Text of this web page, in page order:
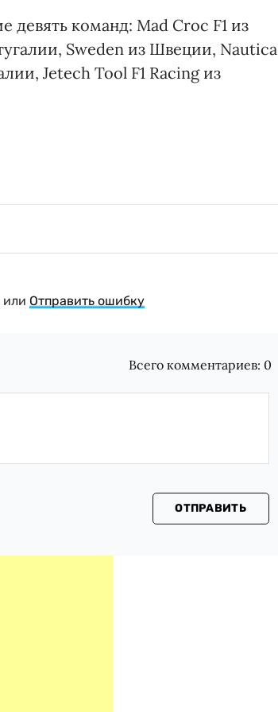
девять команд: Mad Croc F1 из
Sweden из Швеции, Nautica
Jetech Tool F1 Racing из
Отправить ошибку
Всего комментариев: 0
ОТПРАВИТЬ